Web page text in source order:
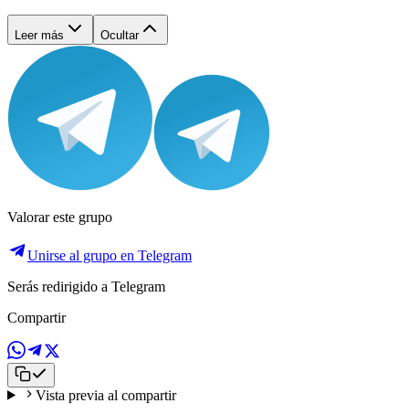
Leer más Ocultar
Valorar este grupo
Unirse al grupo en Telegram
Serás redirigido a Telegram
Compartir
Vista previa al compartir